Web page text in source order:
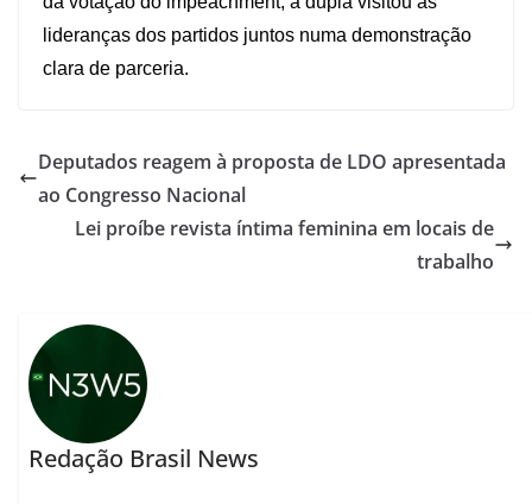
lideranças dos partidos juntos numa demonstração
clara de parceria.
Deputados reagem à proposta de LDO apresentada
ao Congresso Nacional
Lei proíbe revista íntima feminina em locais de
trabalho
Redação Brasil News